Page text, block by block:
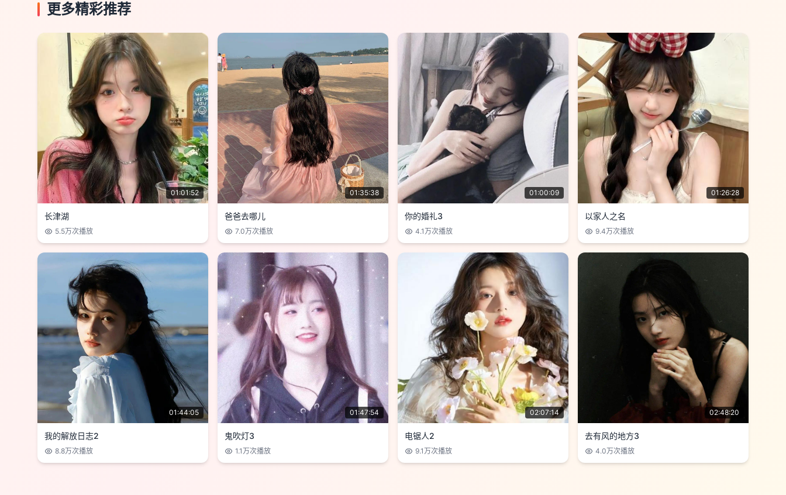
更多精彩推荐
01:01:52
长津湖
5.5万次播放
01:35:38
爸爸去哪儿
7.0万次播放
01:00:09
你的婚礼3
4.1万次播放
01:26:28
以家人之名
9.4万次播放
01:44:05
我的解放日志2
8.8万次播放
01:47:54
鬼吹灯3
1.1万次播放
02:07:14
电锯人2
9.1万次播放
02:48:20
去有风的地方3
4.0万次播放